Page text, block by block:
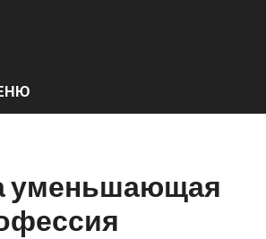
уменьшающая